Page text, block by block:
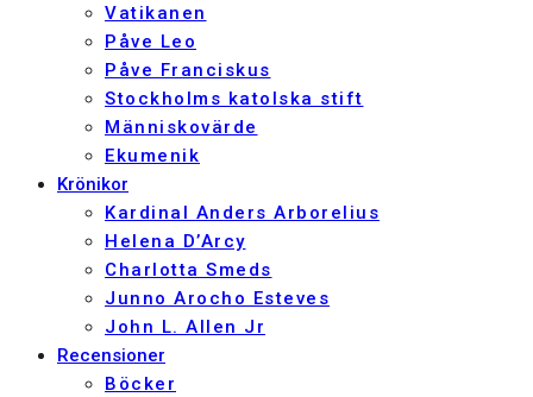
Vatikanen
Påve Leo
Påve Franciskus
Stockholms katolska stift
Människovärde
Ekumenik
Krönikor
Kardinal Anders Arborelius
Helena D’Arcy
Charlotta Smeds
Junno Arocho Esteves
John L. Allen Jr
Recensioner
Böcker